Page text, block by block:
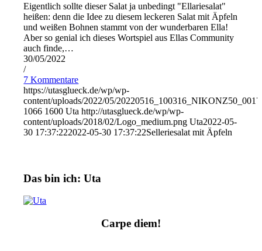
Eigentlich sollte dieser Salat ja unbedingt "Ellariesalat"
heißen: denn die Idee zu diesem leckeren Salat mit Äpfeln
und weißen Bohnen stammt von der wunderbaren Ella!
Aber so genial ich dieses Wortspiel aus Ellas Community
auch finde,…
30/05/2022
/
7 Kommentare
https://utasglueck.de/wp/wp-
content/uploads/2022/05/
1066 1600 Uta http://utasglueck.de/wp/wp-
content/uploads/2018/02/Logo_medium.png Uta2022-05-
30 17:37:222022-05-30 17:37:22Selleriesalat mit Äpfeln
Das bin ich: Uta
Carpe diem!